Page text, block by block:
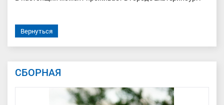
Вернуться
СБОРНАЯ